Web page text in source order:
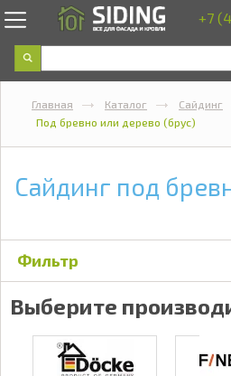
+7
Главная Каталог
Сайдинг
Под бревно или дерево (брус)
Сайдинг под
Фильтр
Выберите